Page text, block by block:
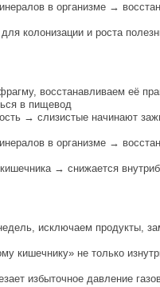
в организме →
колонизации и роста
восстанавливаем её
в пищевод
→ слизистые начинают
в организме →
→ снижается
исключаем продукты,
не только
избыточное давление